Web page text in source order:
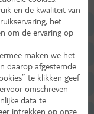
en de kwaliteit van
het
om de ervaring op
maken we het
daarop afgestemde
te klikken geef
omschreven
data te
intrekken op onze